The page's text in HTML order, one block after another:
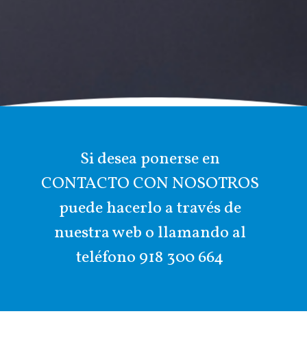
Si desea ponerse en
CONTACTO CON NOSOTROS
puede hacerlo a través de
nuestra web o llamando al
teléfono 918 300 664